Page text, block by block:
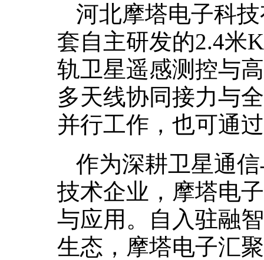
河北摩塔电子科
套自主研发的2.4米
轨卫星遥感测控与
多天线协同接力与
并行工作，也可通
作为深耕卫星通
技术企业，摩塔电
与应用。自入驻融
生态，摩塔电子汇